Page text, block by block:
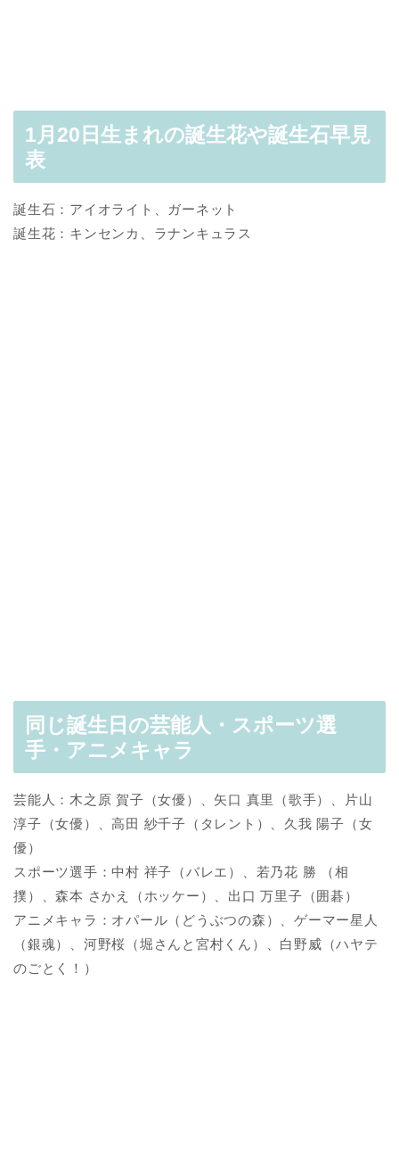
1月20日生まれの誕生花や誕生石早見
表
誕生石：アイオライト、ガーネット
誕生花：キンセンカ、ラナンキュラス
同じ誕生日の芸能人・スポーツ選
手・アニメキャラ
芸能人：木之原 賀子（女優）、矢口 真里（歌手）、片山
淳子（女優）、高田 紗千子（タレント）、久我 陽子（女
優）
スポーツ選手：中村 祥子（バレエ）、若乃花 勝 （相
撲）、森本 さかえ（ホッケー）、出口 万里子（囲碁）
アニメキャラ：オパール（どうぶつの森）、ゲーマー星人
（銀魂）、河野桜（堀さんと宮村くん）、白野威（ハヤテ
のごとく！）